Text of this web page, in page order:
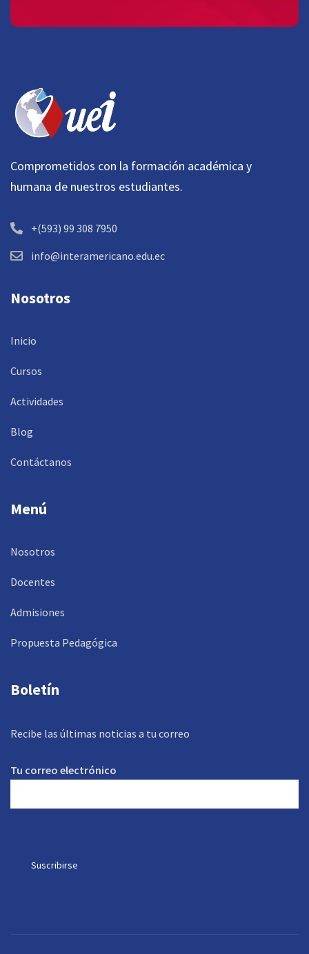
Comprometidos con la formación académica y
humana de nuestros estudiantes.
+(593) 99 308 7950
info@interamericano.edu.ec
Nosotros
Inicio
Cursos
Actividades
Blog
Contáctanos
Menú
Nosotros
Docentes
Admisiones
Propuesta Pedagógica
Boletín
Recibe las últimas noticias a tu correo
Tu correo electrónico